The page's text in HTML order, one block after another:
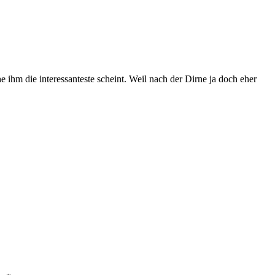
die interessanteste scheint. Weil nach der Dirne ja doch eher